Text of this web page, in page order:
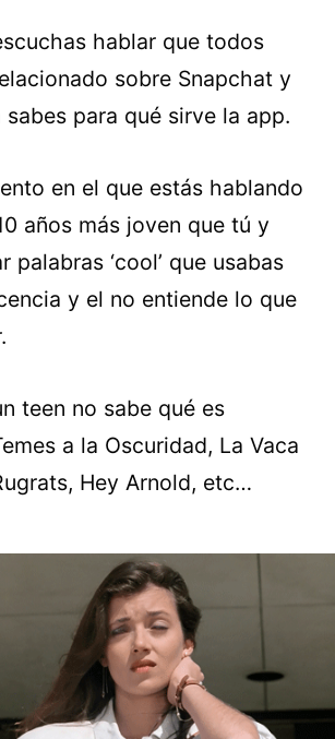
hablar que todos
sobre Snapchat y
para qué sirve la app.
en el que estás hablando
años más joven que tú y
palabras ‘cool’ que usabas
y el no entiende lo que
teen no sabe qué es
a la Oscuridad, La Vaca
Hey Arnold, etc…